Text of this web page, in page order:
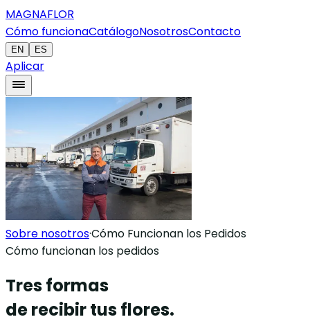
MAGNAFLOR
Cómo funcionaCatálogoNosotrosContacto
EN ES
Aplicar
Sobre nosotros·Cómo Funcionan los Pedidos
Cómo funcionan los pedidos
Tres formas
de recibir tus flores.